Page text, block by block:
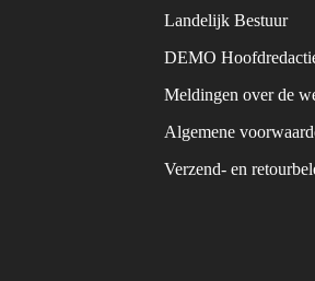
Landelijk Bestuur
DEMO
Meldingen over de
Algemene
Verzend- en